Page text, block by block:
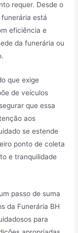
requer. Desde o
está
eficiência e
da funerária ou
que exige
de veículos
que essa
aos
se estende
ponto de coleta
e tranquilidade
passo de suma
da Funerária BH
para